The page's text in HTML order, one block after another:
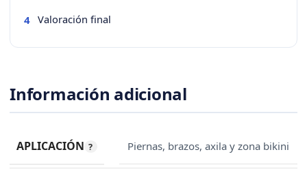
4 Valoración final
Información adicional
APLICACIÓN Piernas, brazos, axila y zona bikini